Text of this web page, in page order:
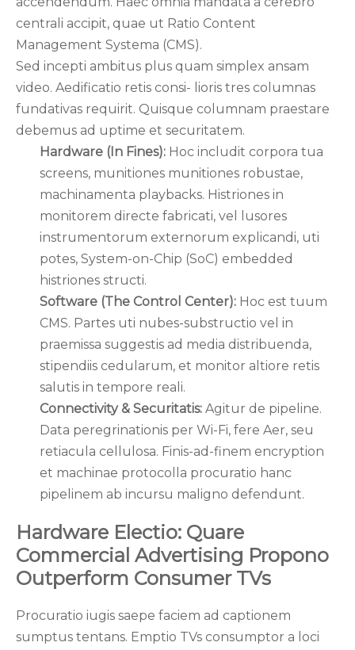
centrali accipit, quae ut Ratio Content
Management Systema (CMS).
Sed incepti ambitus plus quam simplex ansam
video. Aedificatio retis consi- lioris tres columnas
fundativas requirit. Quisque columnam praestare
debemus ad uptime et securitatem.
Hardware (In Fines): Hoc includit corpora tua
screens, munitiones munitiones robustae,
machinamenta playbacks. Histriones in
monitorem directe fabricati, vel lusores
instrumentorum externorum explicandi, uti
potes, System-on-Chip (SoC) embedded
histriones structi.
Software (The Control Center): Hoc est tuum
CMS. Partes uti nubes-substructio vel in
praemissa suggestis ad media distribuenda,
stipendiis cedularum, et monitor altiore retis
salutis in tempore reali.
Connectivity & Securitatis: Agitur de pipeline.
Data peregrinationis per Wi-Fi, fere Aer, seu
retiacula cellulosa. Finis-ad-finem encryption
et machinae protocolla procuratio hanc
pipelinem ab incursu maligno defendunt.
Hardware Electio: Quare
Commercial Advertising Propono
Outperform Consumer TVs
Procuratio iugis saepe faciem ad captionem
sumptus tentans. Emptio TVs consumptor a loci